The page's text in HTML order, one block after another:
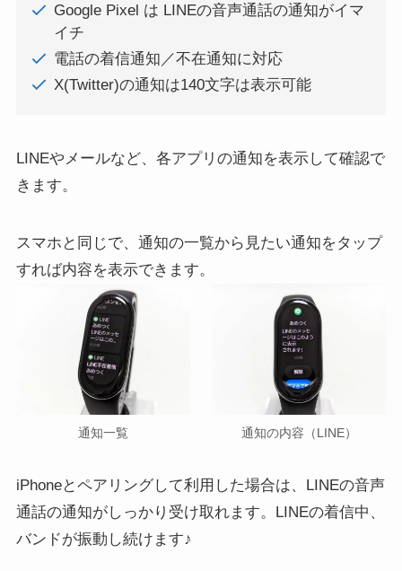
Google Pixel は LINEの音声通話の通知がイマ
イチ
電話の着信通知／不在通知に対応
X(Twitter)の通知は140文字は表示可能
LINEやメールなど、各アプリの通知を表示して確認で
きます。
スマホと同じで、通知の一覧から見たい通知をタップ
すれば内容を表示できます。
通知一覧 通知の内容（LINE）
iPhoneとペアリングして利用した場合は、LINEの音声
通話の通知がしっかり受け取れます。LINEの着信中、
バンドが振動し続けます♪